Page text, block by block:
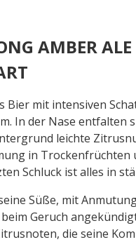
AMBER ALE
Bier mit intensiven
In der Nase entfalten
leichte
in Trockenfrüchten
Schluck ist alles in
Süße, mit
Geruch
die seine